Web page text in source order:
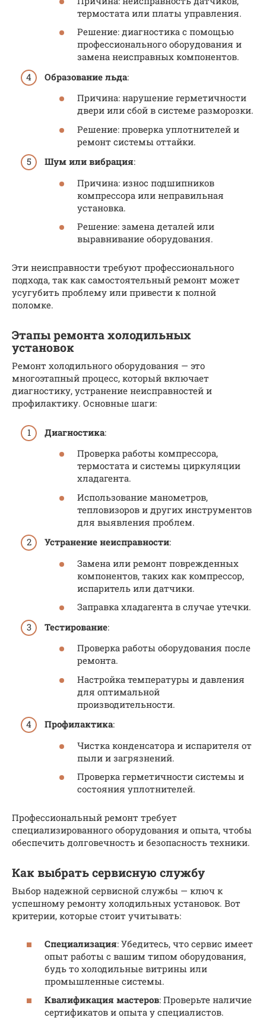
термостата или платы управления.
Решение: диагностика с помощью
профессионального оборудования и
замена неисправных компонентов.
Образование льда:
Причина: нарушение герметичности
двери или сбой в системе разморозки.
Решение: проверка уплотнителей и
ремонт системы оттайки.
Шум или вибрация:
Причина: износ подшипников
компрессора или неправильная
установка.
Решение: замена деталей или
выравнивание оборудования.
Эти неисправности требуют профессионального
подхода, так как самостоятельный ремонт может
усугубить проблему или привести к полной
поломке.
Этапы ремонта холодильных
установок
Ремонт холодильного оборудования — это
многоэтапный процесс, который включает
диагностику, устранение неисправностей и
профилактику. Основные шаги:
Диагностика:
Проверка работы компрессора,
термостата и системы циркуляции
хладагента.
Использование манометров,
тепловизоров и других инструментов
для выявления проблем.
Устранение неисправности:
Замена или ремонт поврежденных
компонентов, таких как компрессор,
испаритель или датчики.
Заправка хладагента в случае утечки.
Тестирование:
Проверка работы оборудования после
ремонта.
Настройка температуры и давления
для оптимальной
производительности.
Профилактика:
Чистка конденсатора и испарителя от
пыли и загрязнений.
Проверка герметичности системы и
состояния уплотнителей.
Профессиональный ремонт требует
специализированного оборудования и опыта, чтобы
обеспечить долговечность и безопасность техники.
Как выбрать сервисную службу
Выбор надежной сервисной службы — ключ к
успешному ремонту холодильных установок. Вот
критерии, которые стоит учитывать:
Специализация: Убедитесь, что сервис имеет
опыт работы с вашим типом оборудования,
будь то холодильные витрины или
промышленные системы.
Квалификация мастеров: Проверьте наличие
сертификатов и опыта у специалистов.